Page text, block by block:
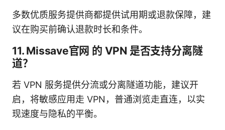
多数优质服务提供商都提供试用期或退款保障，建
议在购买前确认退款时长和条件。
11. Missave官网 的 VPN 是否支持分离隧
道？
若 VPN 服务提供分流或分离隧道功能，建议开
启，将敏感应用走 VPN，普通浏览走直连，以实
现速度与隐私的平衡。